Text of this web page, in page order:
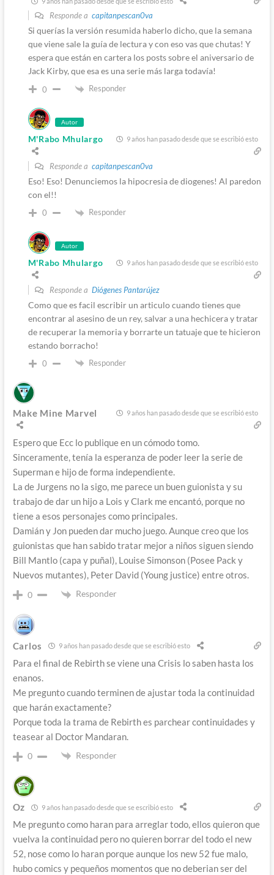
Responde a capitanpescan0va
Si querías la versión resumida haberlo dicho, que la semana
que viene sale la guía de lectura y con eso vas que chutas! Y
espera que están en cartera los posts sobre el aniversario de
Jack Kirby, que esa es una serie más larga todavía!
0 Responder
Autor
M'Rabo Mhulargo 9 años han pasado desde que se escribió esto
Responde a capitanpescan0va
Eso! Eso! Denunciemos la hipocresia de diogenes! Al paredon
con el!!
0 Responder
Autor
M'Rabo Mhulargo 9 años han pasado desde que se escribió esto
Responde a Diógenes Pantarújez
Como que es facil escribir un articulo cuando tienes que
encontrar al asesino de un rey, salvar a una hechicera y tratar
de recuperar la memoria y borrarte un tatuaje que te hicieron
estando borracho!
0 Responder
Make Mine Marvel 9 años han pasado desde que se escribió esto
Espero que Ecc lo publique en un cómodo tomo.
Sinceramente, tenía la esperanza de poder leer la serie de
Superman e hijo de forma independiente.
La de Jurgens no la sigo, me parece un buen guionista y su
trabajo de dar un hijo a Lois y Clark me encantó, porque no
tiene a esos personajes como principales.
Damián y Jon pueden dar mucho juego. Aunque creo que los
guionistas que han sabido tratar mejor a niños siguen siendo
Bill Mantlo (capa y puñal), Louise Simonson (Posee Pack y
Nuevos mutantes), Peter David (Young justice) entre otros.
0 Responder
Carlos 9 años han pasado desde que se escribió esto
Para el final de Rebirth se viene una Crisis lo saben hasta los
enanos.
Me pregunto cuando terminen de ajustar toda la continuidad
que harán exactamente?
Porque toda la trama de Rebirth es parchear continuidades y
teasear al Doctor Mandaran.
0 Responder
Oz 9 años han pasado desde que se escribió esto
Me pregunto como haran para arreglar todo, ellos quieron que
vuelva la continuidad pero no quieren borrar del todo el new
52, nose como lo haran porque aunque los new 52 fue malo,
hubo comics y pequeños momentos que no deberian ser del